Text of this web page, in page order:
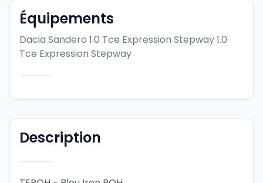
Équipements
Dacia Sandero 1.0 Tce Expression Stepway1.0
Tce Expression Stepway
Description